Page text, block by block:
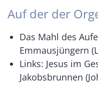
Auf der der
Das Mahl des
Emmausjüngern
Links: Jesus im
Jakobsbrunnen